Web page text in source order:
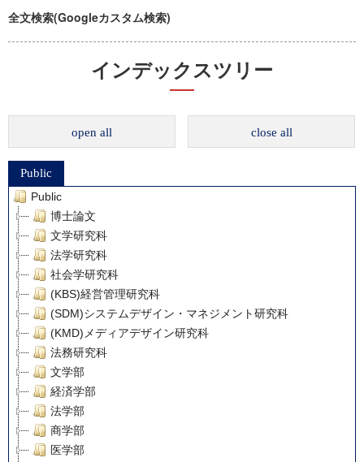
全文検索(Googleカスタム検索)
インデックスツリー
open all close all
Public
Public
博士論文
文学研究科
法学研究科
社会学研究科
(KBS)経営管理研究科
(SDM)システムデザイン・マネジメント研究科
(KMD)メディアデザイン研究科
法務研究科
文学部
経済学部
法学部
商学部
医学部